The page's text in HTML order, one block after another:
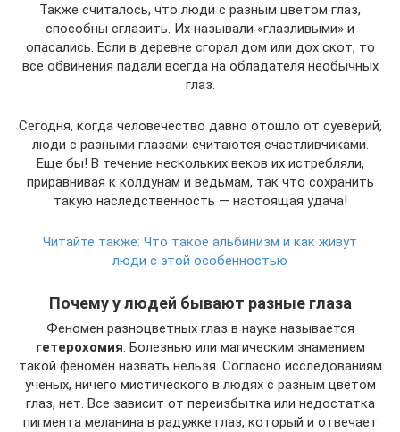
Также считалось, что люди с разным цветом глаз,
способны сглазить. Их называли «глазливыми» и
опасались. Если в деревне сгорал дом или дох скот, то
все обвинения падали всегда на обладателя необычных
глаз.
Сегодня, когда человечество давно отошло от суеверий,
люди с разными глазами считаются счастливчиками.
Еще бы! В течение нескольких веков их истребляли,
приравнивая к колдунам и ведьмам, так что сохранить
такую наследственность — настоящая удача!
Читайте также: Что такое альбинизм и как живут
люди с этой особенностью
Почему у людей бывают разные глаза
Феномен разноцветных глаз в науке называется
гетерохомия. Болезнью или магическим знамением
такой феномен назвать нельзя. Согласно исследованиям
ученых, ничего мистического в людях с разным цветом
глаз, нет. Все зависит от переизбытка или недостатка
пигмента меланина в радужке глаз, который и отвечает